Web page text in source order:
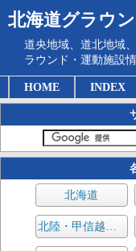
北海道グラウ
道央地域、道北地域
ラウンド・運動施設情
HOME INDEX
北海道
北陸・甲信越地方